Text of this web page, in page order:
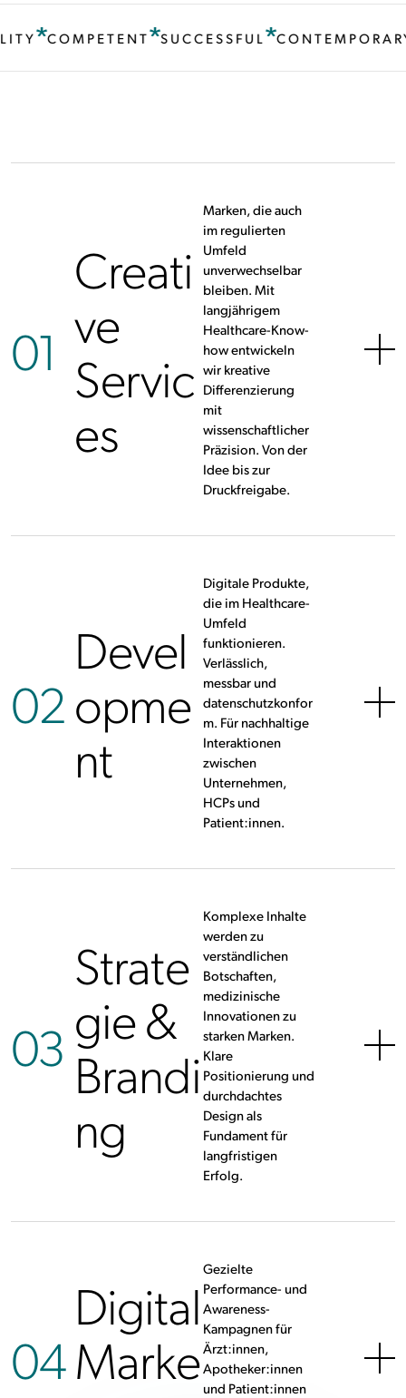
COMPETENT SUCCESSFUL CONTEMPORARY
01
Creati
ve
Servic
es
Marken, die auch
im regulierten
Umfeld
unverwechselbar
bleiben. Mit
langjährigem
Healthcare-Know-
how entwickeln
wir kreative
Differenzierung
mit
wissenschaftlicher
Präzision. Von der
Idee bis zur
Druckfreigabe.
02
Devel
opme
nt
Digitale Produkte,
die im Healthcare-
Umfeld
funktionieren.
Verlässlich,
messbar und
datenschutzkonfor
m. Für nachhaltige
Interaktionen
zwischen
Unternehmen,
HCPs und
Patient:innen.
03
Strate
gie &
Brandi
ng
Komplexe Inhalte
werden zu
verständlichen
Botschaften,
medizinische
Innovationen zu
starken Marken.
Klare
Positionierung und
durchdachtes
Design als
Fundament für
langfristigen
Erfolg.
04
Digital
Marke
Gezielte
Performance- und
Awareness-
Kampagnen für
Ärzt:innen,
Apotheker:innen
und Patient:innen